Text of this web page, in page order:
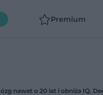
Premium
nawet o 20 lat i obniża IQ.